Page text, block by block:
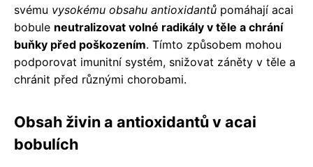
svému vysokému obsahu antioxidantů pomáhají acai
bobule neutralizovat volné radikály v těle a chrání
buňky před poškozením. Tímto způsobem mohou
podporovat imunitní systém, snižovat záněty v těle a
chránit před různými chorobami.
Obsah živin a antioxidantů v acai
bobulích